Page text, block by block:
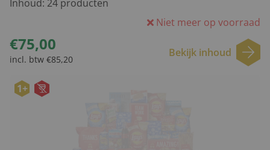
Inhoud: 24 producten
Niet meer op voorraad
€75,00
incl. btw €85,20
Bekijk inhoud
1+